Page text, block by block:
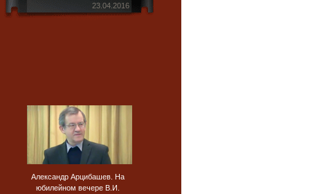
23.04.2016
Александр Арцибашев. На
юбилейном вечере В.И.